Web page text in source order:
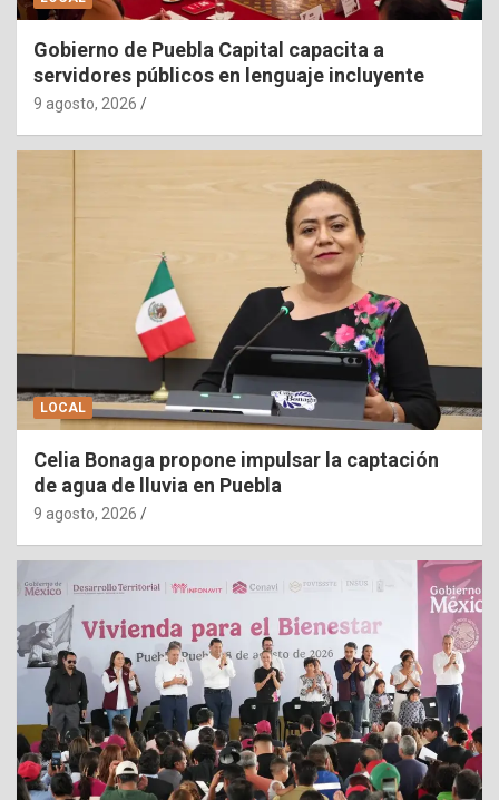
Gobierno de Puebla Capital capacita a
servidores públicos en lenguaje incluyente
9 agosto, 2026
LOCAL
Celia Bonaga propone impulsar la captación
de agua de lluvia en Puebla
9 agosto, 2026